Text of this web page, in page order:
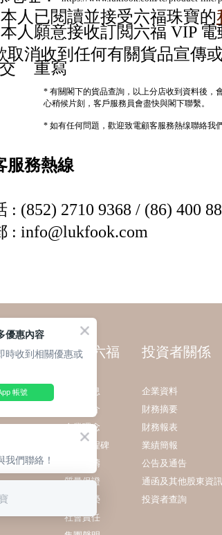
關於六福
最新消息
集團簡介
企業理念
發展里程碑
業務範疇
質量保證
獎項殊榮
社會責任
投資者關係
企業資料
財務摘要
財務報表
業績簡報
公告及通告
通函及其他股東資訊
投資者查詢
優惠內容
時收到相關優惠或
帳號
們聯絡！